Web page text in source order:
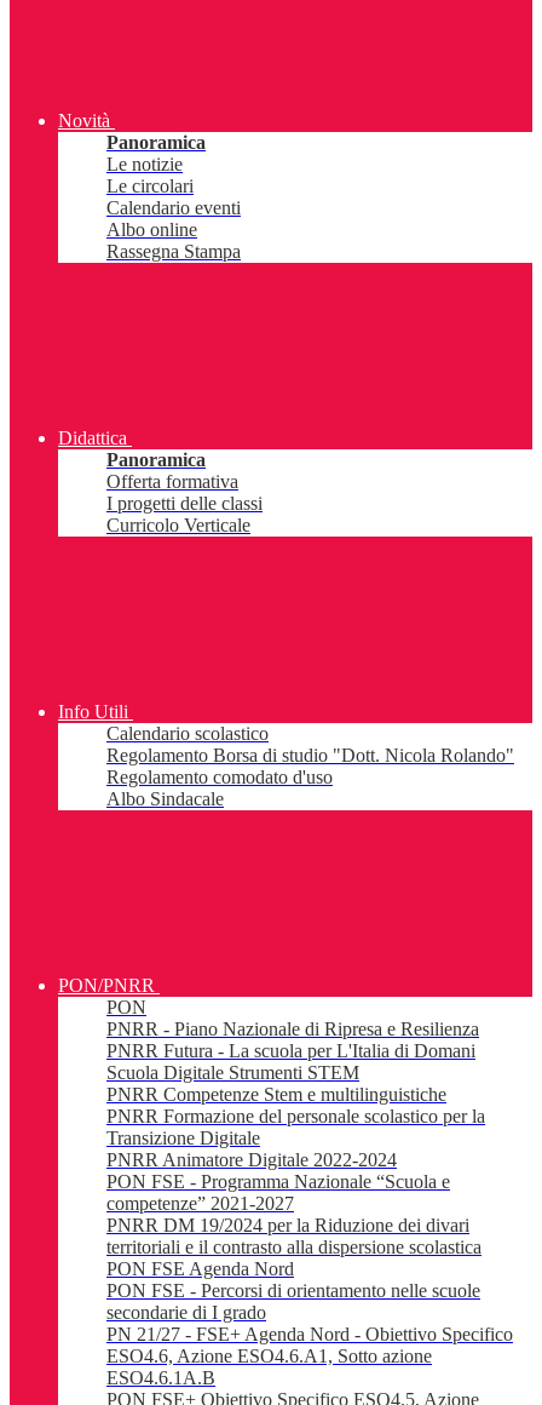
Novità
Panoramica
Le notizie
Le circolari
Calendario eventi
Albo online
Rassegna Stampa
Didattica
Panoramica
Offerta formativa
I progetti delle classi
Curricolo Verticale
Info Utili
Calendario scolastico
Regolamento Borsa di studio "Dott. Nicola Rolando"
Regolamento comodato d'uso
Albo Sindacale
PON/PNRR
PON
PNRR - Piano Nazionale di Ripresa e Resilienza
PNRR Futura - La scuola per L'Italia di Domani
Scuola Digitale Strumenti STEM
PNRR Competenze Stem e multilinguistiche
PNRR Formazione del personale scolastico per la
Transizione Digitale
PNRR Animatore Digitale 2022-2024
PON FSE - Programma Nazionale “Scuola e
competenze” 2021-2027
PNRR DM 19/2024 per la Riduzione dei divari
territoriali e il contrasto alla dispersione scolastica
PON FSE Agenda Nord
PON FSE - Percorsi di orientamento nelle scuole
secondarie di I grado
PN 21/27 - FSE+ Agenda Nord - Obiettivo Specifico
ESO4.6, Azione ESO4.6.A1, Sotto azione
ESO4.6.1A.B
PON FSE+ Obiettivo Specifico ESO4.5, Azione